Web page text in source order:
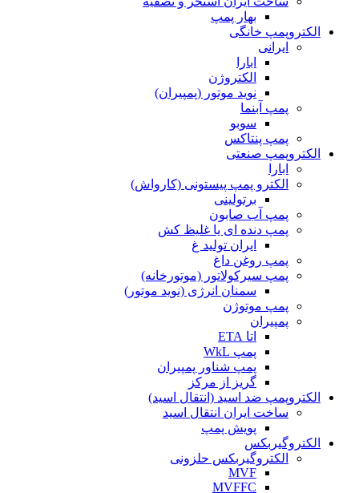
بهار پمپ
الکتروپمپ خانگی
ایرانی
ابارا
الکتروژن
نوید موتور (پمپیران)
پمپ آبنما
سوبو
پمپ پنتاکس
الکتروپمپ صنعتی
ابارا
الکترو پمپ پیستونی (کارواش)
برتولینی
پمپ آب صابون
پمپ دنده ای یا غلیظ کش
ایران تولید غ
پمپ روغن داغ
پمپ سیرکولاتور (موتورخانه)
سمنان انرژی (نوید موتور)
پمپ موتوژن
پمپیران
اتا ETA
پمپ WkL
پمپ شناور پمپیران
گریز از مرکز
الکتروپمپ ضد اسید (انتقال اسید)
ساخت ایران انتقال اسید
پویش پمپ
الکتروگیربکس
الکتروگیربکس حلزونی
MVF
MVFFC